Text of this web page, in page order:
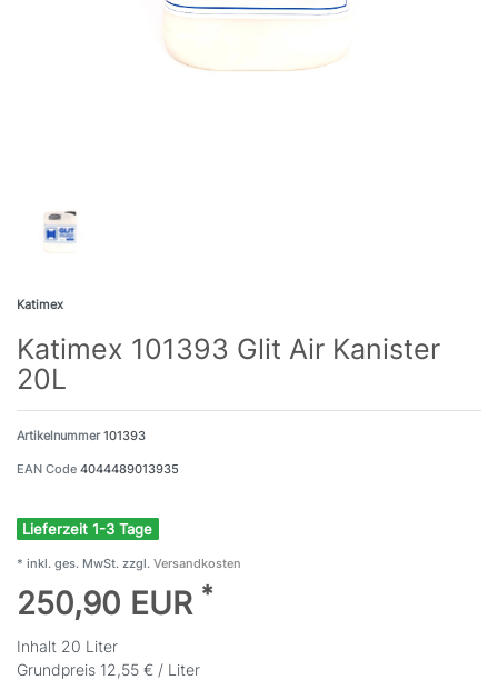
Katimex
Katimex 101393 Glit Air Kanister
20L
Artikelnummer101393
EAN Code 4044489013935
Lieferzeit 1-3 Tage
* inkl. ges. MwSt. zzgl. Versandkosten
250,90 EUR *
Inhalt 20 Liter
Grundpreis 12,55 € / Liter